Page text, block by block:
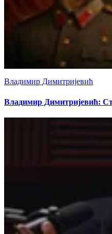
Владимир Димитријевић
Владимир Димитријевић: